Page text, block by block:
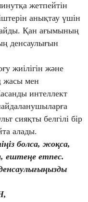
жетпейтін
анықтау үшін
Қан ағымының
денсаулығын
жиілігін және
жасы мен
интеллект
сияқты белгілі бір
алады.
болса, жоқса,
ештеңе етпес.